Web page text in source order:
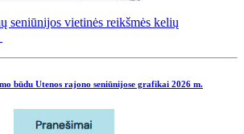
seniūnijos vietinės reikšmės kelių
būdu Utenos rajono seniūnijose grafikai 2026 m.